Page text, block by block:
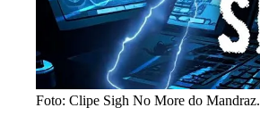
Foto: Clipe Sigh No More do Mandraz.